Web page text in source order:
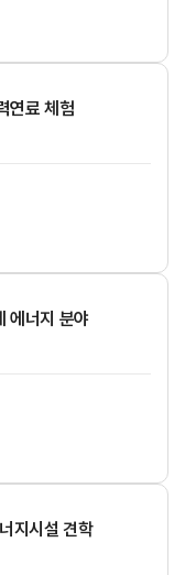
연료 체험
에너지 분야
지시설 견학